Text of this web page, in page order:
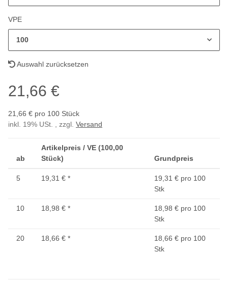
VPE
100
Auswahl zurücksetzen
21,66 €
21,66 € pro 100 Stück
inkl. 19% USt. , zzgl. Versand
ab
Artikelpreis / VE (100,00
Stück)
Grundpreis
5 19,31 € *
19,31 € pro 100
Stk
10 18,98 € *
18,98 € pro 100
Stk
20 18,66 € *
18,66 € pro 100
Stk